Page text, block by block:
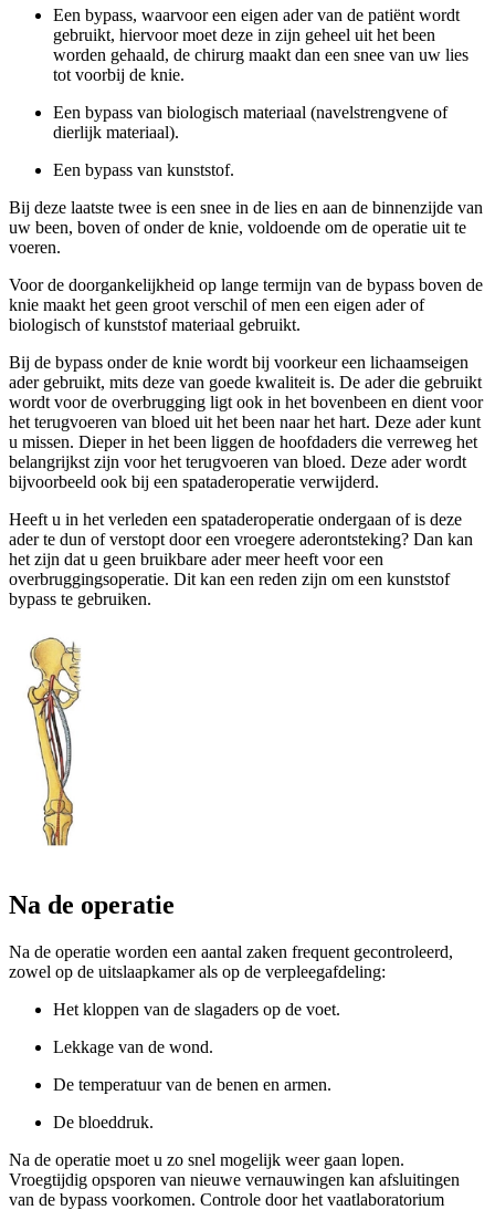
Een bypass, waarvoor een eigen ader van de patiënt wordt
gebruikt, hiervoor moet deze in zijn geheel uit het been
worden gehaald, de chirurg maakt dan een snee van uw lies
tot voorbij de knie.
Een bypass van biologisch materiaal (navelstrengvene of
dierlijk materiaal).
Een bypass van kunststof.
Bij deze laatste twee is een snee in de lies en aan de binnenzijde van
uw been, boven of onder de knie, voldoende om de operatie uit te
voeren.
Voor de doorgankelijkheid op lange termijn van de bypass boven de
knie maakt het geen groot verschil of men een eigen ader of
biologisch of kunststof materiaal gebruikt.
Bij de bypass onder de knie wordt bij voorkeur een lichaamseigen
ader gebruikt, mits deze van goede kwaliteit is. De ader die gebruikt
wordt voor de overbrugging ligt ook in het bovenbeen en dient voor
het terugvoeren van bloed uit het been naar het hart. Deze ader kunt
u missen. Dieper in het been liggen de hoofdaders die verreweg het
belangrijkst zijn voor het terugvoeren van bloed. Deze ader wordt
bijvoorbeeld ook bij een spataderoperatie verwijderd.
Heeft u in het verleden een spataderoperatie ondergaan of is deze
ader te dun of verstopt door een vroegere aderontsteking? Dan kan
het zijn dat u geen bruikbare ader meer heeft voor een
overbruggingsoperatie. Dit kan een reden zijn om een kunststof
bypass te gebruiken.
Na de operatie
Na de operatie worden een aantal zaken frequent gecontroleerd,
zowel op de uitslaapkamer als op de verpleegafdeling:
Het kloppen van de slagaders op de voet.
Lekkage van de wond.
De temperatuur van de benen en armen.
De bloeddruk.
Na de operatie moet u zo snel mogelijk weer gaan lopen.
Vroegtijdig opsporen van nieuwe vernauwingen kan afsluitingen
van de bypass voorkomen. Controle door het vaatlaboratorium